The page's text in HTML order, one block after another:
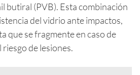
butiral (PVB). Esta combinación
del vidrio ante impactos,
que se fragmente en caso de
de lesiones.